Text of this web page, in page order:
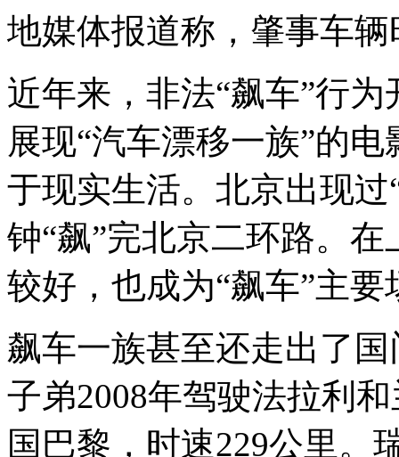
地媒体报道称，肇事车
近年来，非法“飙车”行
展现“汽车漂移一族”的
于现实生活。北京出现
钟“飙”完北京二环路。
较好，也成为“飙车”主要
飙车一族甚至还走出了
子弟2008年驾驶法拉利
国巴黎，时速229公里。